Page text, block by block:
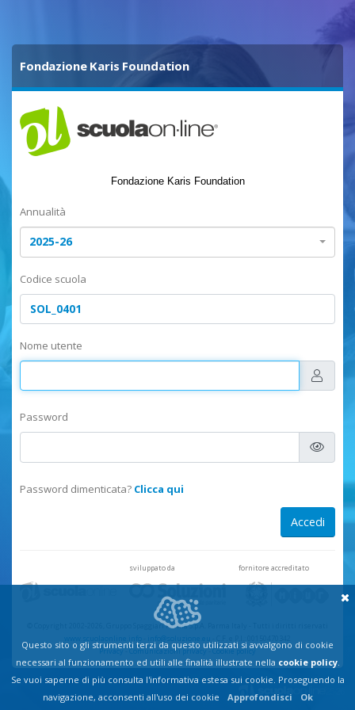
Fondazione Karis Foundation
Fondazione Karis Foundation
Annualità
2025-26
Codice scuola
Nome utente
Password
Password dimenticata? Clicca qui
sviluppato da fornitore accreditato
© Copyright 2002-2026, Gruppo Spaggiari Parma S.p.A. Parma Italy
www.scuolaonline.info
info@soluzione.eu
Privacy-Comunicazioni privacy-Cookie policy
Questo sito o gli strumenti terzi da questo utilizzati si avvalgono di cookie
necessari al funzionamento ed utili alle finalità illustrate nella cookie policy.
Se vuoi saperne di più consulta l'informativa estesa sui cookie. Proseguendo la
navigazione, acconsenti all'uso dei cookie
Approfondisci Ok